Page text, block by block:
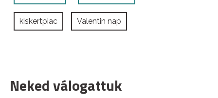
kiskertpiac Valentin nap
Neked válogattuk